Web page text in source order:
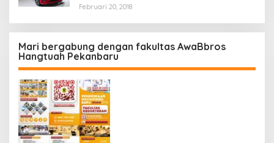
Februari 20, 2018
Mari bergabung dengan fakultas AwaBbros
Hangtuah Pekanbaru